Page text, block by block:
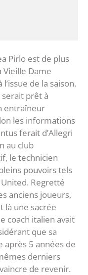
Pirlo est de plus
Vieille Dame
de la saison.
prêt à
entraîneur
les informations
ferait d’Allegri
au club
le technicien
pouvoirs tels
Regretté
anciens joueurs,
là une sacrée
coach italien avait
que sa
5 années de
derniers
de revenir.